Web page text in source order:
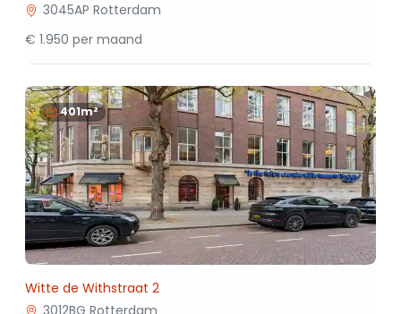
3045AP Rotterdam
€ 1.950 per maand
401m²
Witte de Withstraat 2
3012BG Rotterdam